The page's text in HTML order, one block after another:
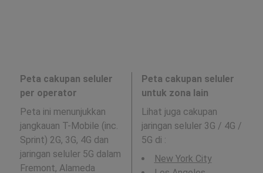
Peta cakupan seluler
per operator
Peta ini menunjukkan
jangkauan T-Mobile (inc.
Sprint) 2G, 3G, 4G dan
jaringan seluler 5G dalam
Fremont, Alameda
Peta cakupan seluler
untuk zona lain
Lihat juga cakupan
jaringan seluler 3G / 4G /
5G di :
New York City